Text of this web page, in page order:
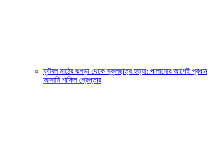
ফুটবল মাঠের ঝগড়া থেকে স্কুলছাত্র হত্যা: পালানোর আগেই প্রধান
আসামি শাকিল গ্রেপ্তার